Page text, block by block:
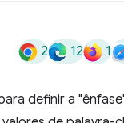
2 12 1
definir a